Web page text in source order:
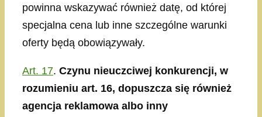
powinna wskazywać również datę, od której
specjalna cena lub inne szczególne warunki
oferty będą obowiązywały.
Art. 17. Czynu nieuczciwej konkurencji, w
rozumieniu art. 16, dopuszcza się również
agencja reklamowa albo inny